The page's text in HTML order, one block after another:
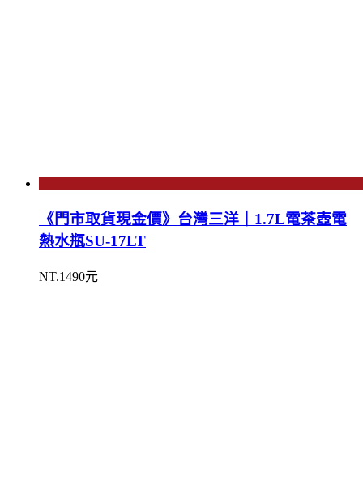
《門市取貨現金價》台灣三洋｜1.7L電茶壺電
熱水瓶SU-17LT
NT.1490元